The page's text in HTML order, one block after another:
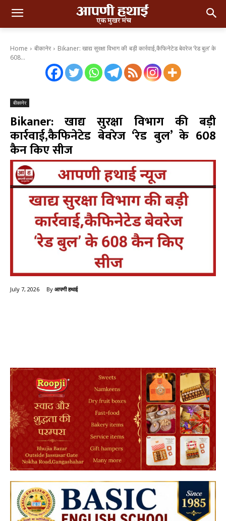
Home बीकानेर
Bikaner: खाद्य सुरक्षा विभाग की बड़ी कार्रवाई,कैफिनेटेड बेवरेज ‘रेड बुल’ के
608...
बीकानेर
Bikaner: खाद्य सुरक्षा विभाग की बड़ी
कार्रवाई,कैफिनेटेड बेवरेज ‘रेड बुल’ के 608
कैन किए सीज
July 7, 2026 By आपणी हथाई